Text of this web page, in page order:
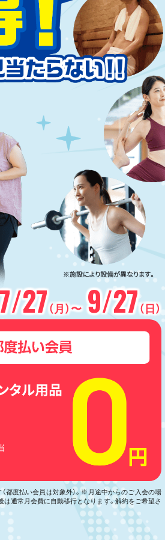
27（月）〜 9/27（日）
都度払い会員は対象外）。※月途中からのご入会の場
は通常月会費に自動移行となります。解約をご希望さ